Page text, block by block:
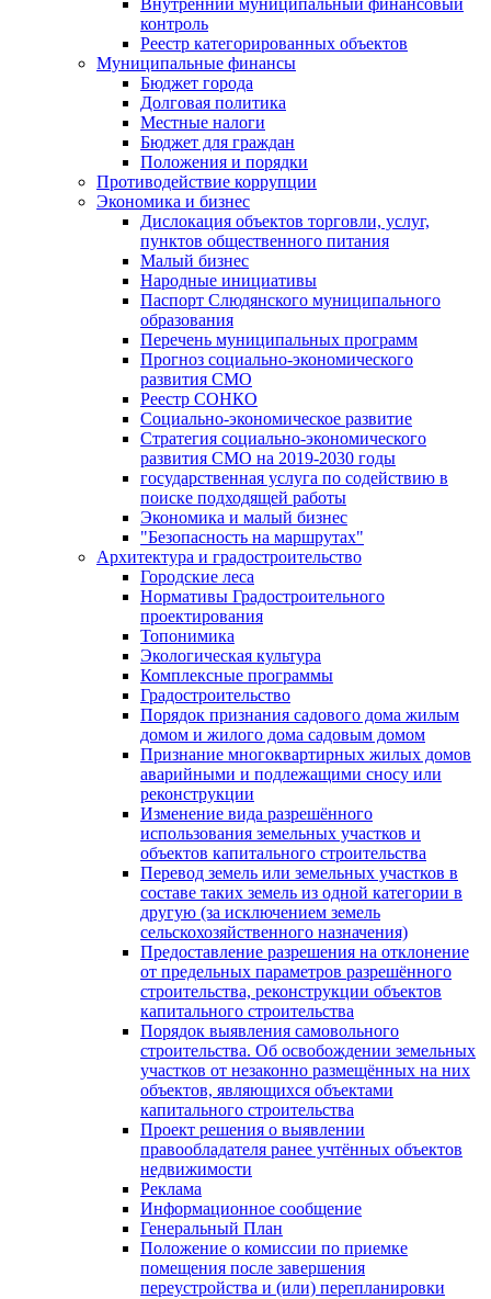
Внутренний муниципальный финансовый
контроль
Реестр категорированных объектов
Муниципальные финансы
Бюджет города
Долговая политика
Местные налоги
Бюджет для граждан
Положения и порядки
Противодействие коррупции
Экономика и бизнес
Дислокация объектов торговли, услуг,
пунктов общественного питания
Малый бизнес
Народные инициативы
Паспорт Слюдянского муниципального
образования
Перечень муниципальных программ
Прогноз социально-экономического
развития СМО
Реестр СОНКО
Социально-экономическое развитие
Стратегия социально-экономического
развития СМО на 2019-2030 годы
государственная услуга по содействию в
поиске подходящей работы
Экономика и малый бизнес
"Безопасность на маршрутах"
Архитектура и градостроительство
Городские леса
Нормативы Градостроительного
проектирования
Топонимика
Экологическая культура
Комплексные программы
Градостроительство
Порядок признания садового дома жилым
домом и жилого дома садовым домом
Признание многоквартирных жилых домов
аварийными и подлежащими сносу или
реконструкции
Изменение вида разрешённого
использования земельных участков и
объектов капитального строительства
Перевод земель или земельных участков в
составе таких земель из одной категории в
другую (за исключением земель
сельскохозяйственного назначения)
Предоставление разрешения на отклонение
от предельных параметров разрешённого
строительства, реконструкции объектов
капитального строительства
Порядок выявления самовольного
строительства. Об освобождении земельных
участков от незаконно размещённых на них
объектов, являющихся объектами
капитального строительства
Проект решения о выявлении
правообладателя ранее учтённых объектов
недвижимости
Реклама
Информационное сообщение
Генеральный План
Положение о комиссии по приемке
помещения после завершения
переустройства и (или) перепланировки